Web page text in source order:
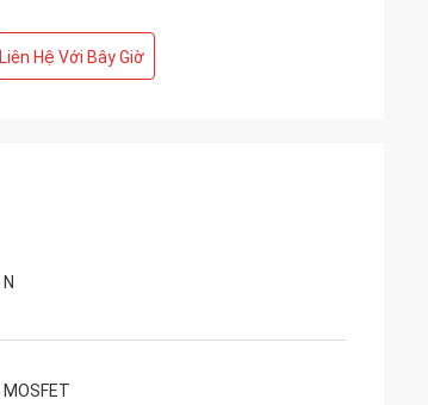
Liên Hệ Với Bây Giờ
N
MOSFET